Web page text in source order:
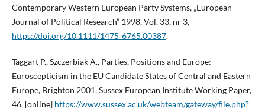
Contemporary Western European Party Systems, „European
Journal of Political Research” 1998, Vol. 33, nr 3,
https://doi.org/10.1111/1475‑6765.00387.
Taggart P., Szczerbiak A., Parties, Positions and Europe:
Euroscepticism in the EU Candidate States of Central and Eastern
Europe, Brighton 2001, Sussex European Institute Working Paper,
46, [online] https://www.sussex.ac.uk/webteam/gateway/file.php?